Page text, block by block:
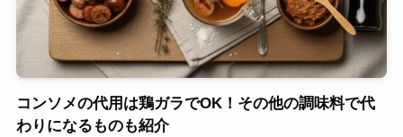
コンソメの代用は鶏ガラでOK！その他の調味料で代
わりになるものも紹介